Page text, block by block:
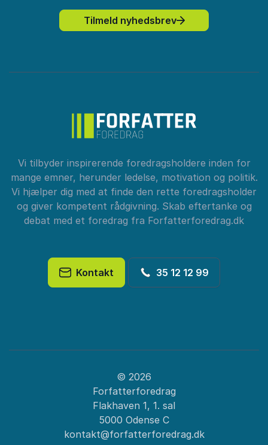
Tilmeld nyhedsbrev
Vi tilbyder inspirerende foredragsholdere inden for
mange emner, herunder ledelse, motivation og politik.
Vi hjælper dig med at finde den rette foredragsholder
og giver kompetent rådgivning. Skab eftertanke og
debat med et foredrag fra Forfatterforedrag.dk
Kontakt 35 12 12 99
© 2026
Forfatterforedrag
Flakhaven 1, 1. sal
5000 Odense C
kontakt@forfatterforedrag.dk